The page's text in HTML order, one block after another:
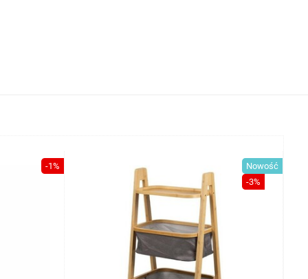
-1%
Nowość
-3%